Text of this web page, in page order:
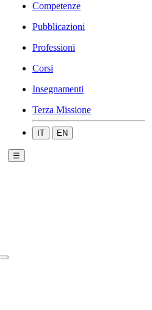
Competenze
Pubblicazioni
Professioni
Corsi
Insegnamenti
Terza Missione
IT EN
☰